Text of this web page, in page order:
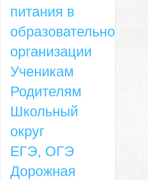
питания в
образовательной
организации
Ученикам
Родителям
Школьный
округ
ЕГЭ, ОГЭ
Дорожная